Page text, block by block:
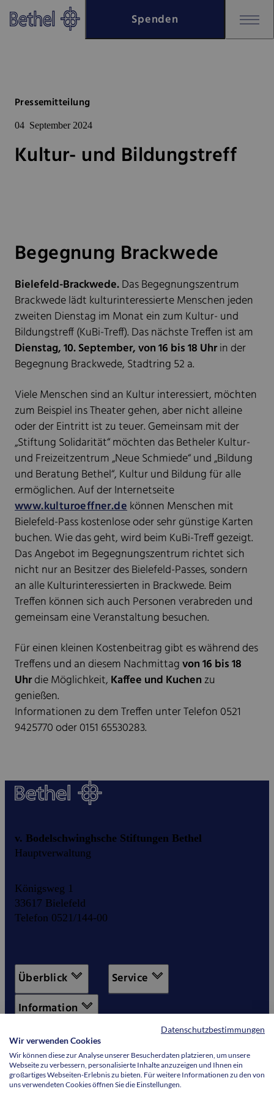
Zum Hauptinhalt springen
Zur Fußzeile springen
Spenden
Pressemitteilung
04 September 2024
Kultur- und Bildungstreff
Begegnung Brackwede
Bielefeld-Brackwede.Das Begegnungszentrum
Brackwede lädt kulturinteressierte Menschen jeden
zweiten Dienstag im Monat ein zum Kultur- und
Bildungstreff (KuBi-Treff). Das nächste Treffen ist am
Dienstag, 10. September, von 16 bis 18 Uhrin der
Begegnung Brackwede, Stadtring 52 a.
Viele Menschen sind an Kultur interessiert, möchten
zum Beispiel ins Theater gehen, aber nicht alleine
oder der Eintritt ist zu teuer. Gemeinsam mit der
„Stiftung Solidarität“ möchten das Betheler Kultur-
und Freizeitzentrum „Neue Schmiede“ und „Bildung
und Beratung Bethel“, Kultur und Bildung für alle
ermöglichen. Auf der Internetseite
www.kulturoeffner.dekönnen Menschen mit
Bielefeld-Pass kostenlose oder sehr günstige Karten
buchen. Wie das geht, wird beim KuBi-Treff gezeigt.
Das Angebot im Begegnungszentrum richtet sich
nicht nur an Besitzer des Bielefeld-Passes, sondern
an alle Kulturinteressierten in Brackwede. Beim
Treffen können sich auch Personen verabreden und
gemeinsam eine Veranstaltung besuchen.
Für einen kleinen Kostenbeitrag gibt es während des
Treffens und an diesem Nachmittagvon 16 bis 18
Uhrdie Möglichkeit, Kaffee und Kuchenzu
genießen.
Informationen zu dem Treffen unter Telefon 0521
9425770 oder 0151 65530283.
v. Bodelschwinghsche Stiftungen Bethel
Hauptverwaltung
Königsweg 1
33617 Bielefeld
Telefon 0521/144-00
Überblick
Service
Information
Datenschutzbestimmungen
Wir verwenden Cookies
Wir können diese zur Analyse unserer Besucherdaten platzieren, um unsere
Webseite zu verbessern, personalisierte Inhalte anzuzeigen und Ihnen ein
großartiges Webseiten-Erlebnis zu bieten. Für weitere Informationen zu den von
uns verwendeten Cookies öffnen Sie die Einstellungen.